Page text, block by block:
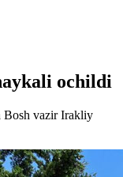
ochildi
Bosh vazir Irakliy